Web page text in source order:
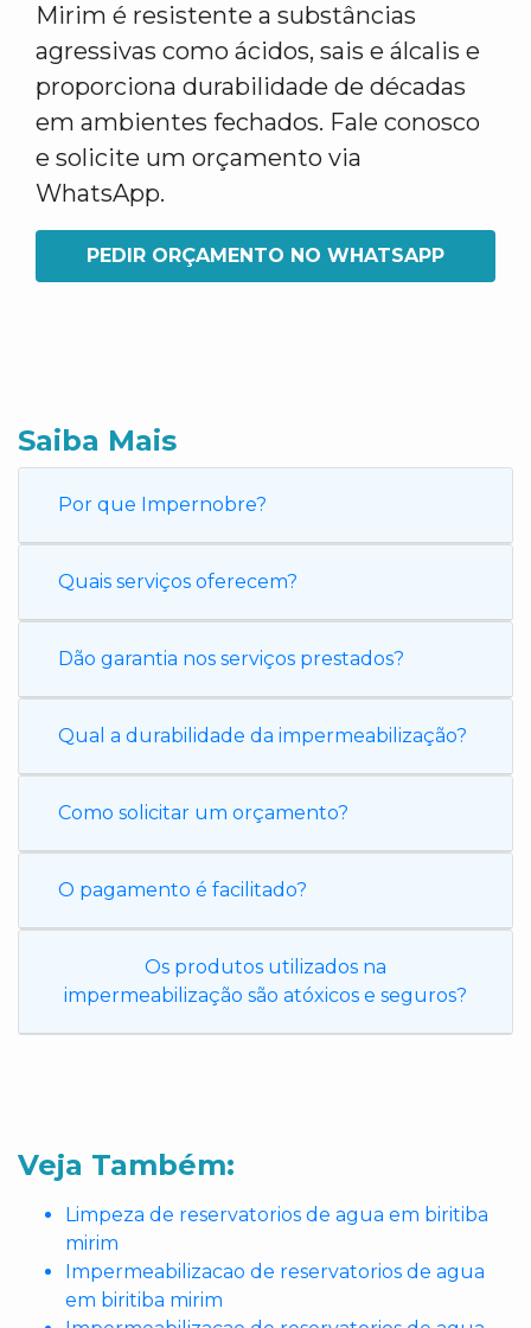
Mirim é resistente a substâncias
agressivas como ácidos, sais e álcalis e
proporciona durabilidade de décadas
em ambientes fechados. Fale conosco
e solicite um orçamento via
WhatsApp.
PEDIR ORÇAMENTO NO WHATSAPP
Saiba Mais
Por que Impernobre?
Quais serviços oferecem?
Dão garantia nos serviços prestados?
Qual a durabilidade da impermeabilização?
Como solicitar um orçamento?
O pagamento é facilitado?
Os produtos utilizados na
impermeabilização são atóxicos e seguros?
Veja Também:
Limpeza de reservatorios de agua em biritiba
mirim
Impermeabilizacao de reservatorios de agua
em biritiba mirim